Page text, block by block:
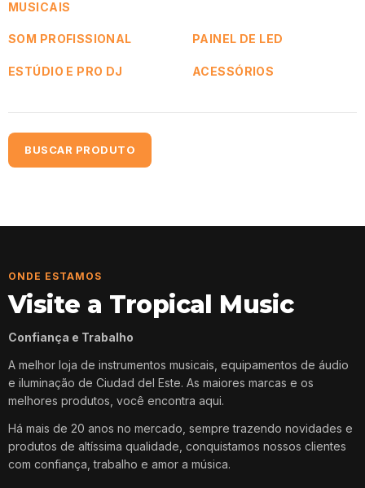
MUSICAIS
SOM PROFISSIONAL PAINEL DE LED
ESTÚDIO E PRO DJ ACESSÓRIOS
BUSCAR PRODUTO
ONDE ESTAMOS
Visite a Tropical Music
Confiança e Trabalho
A melhor loja de instrumentos musicais, equipamentos de áudio
e iluminação de Ciudad del Este. As maiores marcas e os
melhores produtos, você encontra aqui.
Há mais de 20 anos no mercado, sempre trazendo novidades e
produtos de altíssima qualidade, conquistamos nossos clientes
com confiança, trabalho e amor a música.